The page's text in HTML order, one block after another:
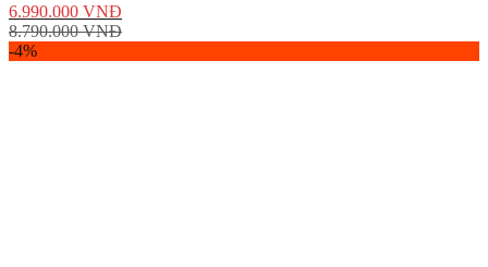
6.990.000 VNĐ
8.790.000VNĐ
-4%